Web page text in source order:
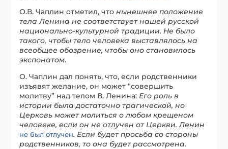
О.В. Чаплин отметил, чтонынешнее положение
тела Ленина не соответствует нашей русской
национально-культурной традиции. Не было
такого, чтобы тело человека выставлялось на
всеобщее обозрение, чтобы оно становилось
экспонатом.
О. Чаплин дал понять, что, если родственники
изъявят желание, он может “совершить
молитву” над телом В. Ленина: Его роль в
истории была достаточно трагической, но
Церковь может молиться о любом крещеном
человеке, если он не отлучен от Церкви. Ленин
не был отлучен. Если будет просьба со стороны
родственников, то она будет рассмотрена.